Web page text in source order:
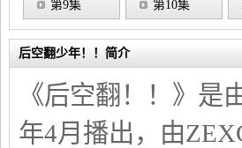
第9集 第10集
后空翻少年！！简介
《后空翻！！》
年4月播出，由